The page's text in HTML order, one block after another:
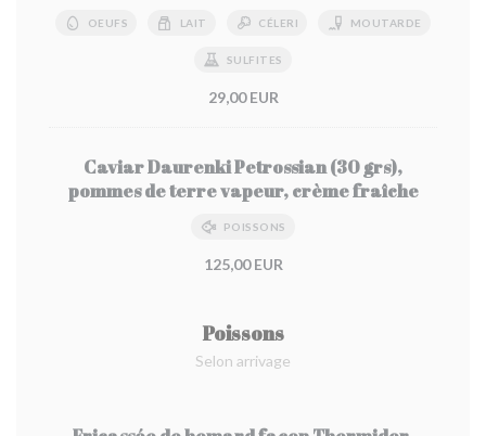
OEUFS LAIT CÉLERI MOUTARDE
SULFITES
29,00 EUR
Caviar Daurenki Petrossian (30 grs),
pommes de terre vapeur, crème fraîche
POISSONS
125,00 EUR
Poissons
Selon arrivage